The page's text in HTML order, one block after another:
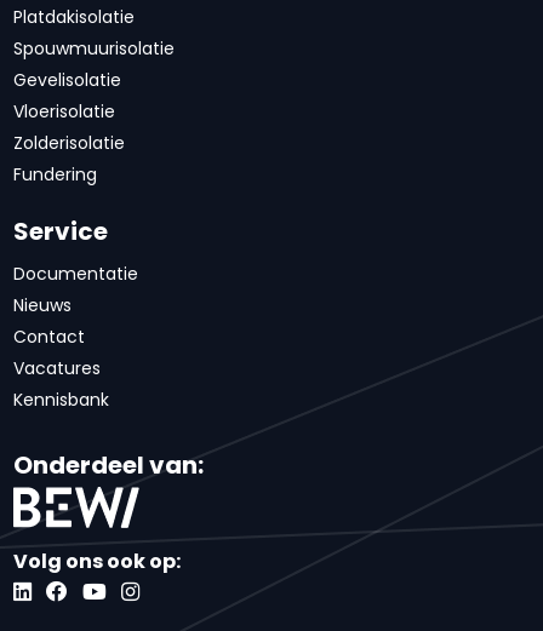
Platdakisolatie
Spouwmuurisolatie
Gevelisolatie
Vloerisolatie
Zolderisolatie
Fundering
Service
Documentatie
Nieuws
Contact
Vacatures
Kennisbank
Onderdeel van:
Volg ons ook op: